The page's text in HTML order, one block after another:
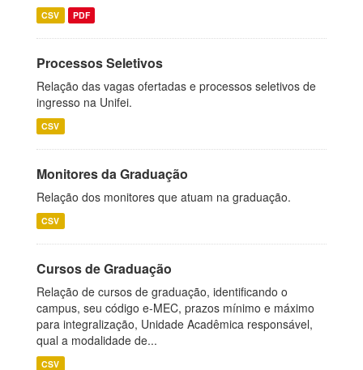
CSV PDF
Processos Seletivos
Relação das vagas ofertadas e processos seletivos de
ingresso na Unifei.
CSV
Monitores da Graduação
Relação dos monitores que atuam na graduação.
CSV
Cursos de Graduação
Relação de cursos de graduação, identificando o
campus, seu código e-MEC, prazos mínimo e máximo
para integralização, Unidade Acadêmica responsável,
qual a modalidade de...
CSV